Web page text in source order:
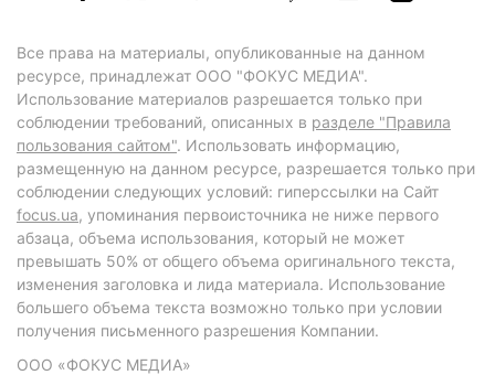
Все права на материалы, опубликованные на данном
ресурсе, принадлежат ООО "ФОКУС МЕДИА".
Использование материалов разрешается только при
соблюдении требований, описанных в разделе "Правила
пользования сайтом". Использовать информацию,
размещенную на данном ресурсе, разрешается только при
соблюдении следующих условий: гиперссылки на Сайт
focus.ua, упоминания первоисточника не ниже первого
абзаца, объема использования, который не может
превышать 50% от общего объема оригинального текста,
изменения заголовка и лида материала. Использование
большего объема текста возможно только при условии
получения письменного разрешения Компании.
ООО «ФОКУС МЕДИА»